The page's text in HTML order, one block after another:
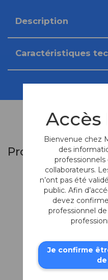
Description
Caractéristiques
Produits
Crochet
Accès
Bienvenue chez
des
collaborateurs.
n’ont pas été
public. Afin
devez
professionnel
Je confirme